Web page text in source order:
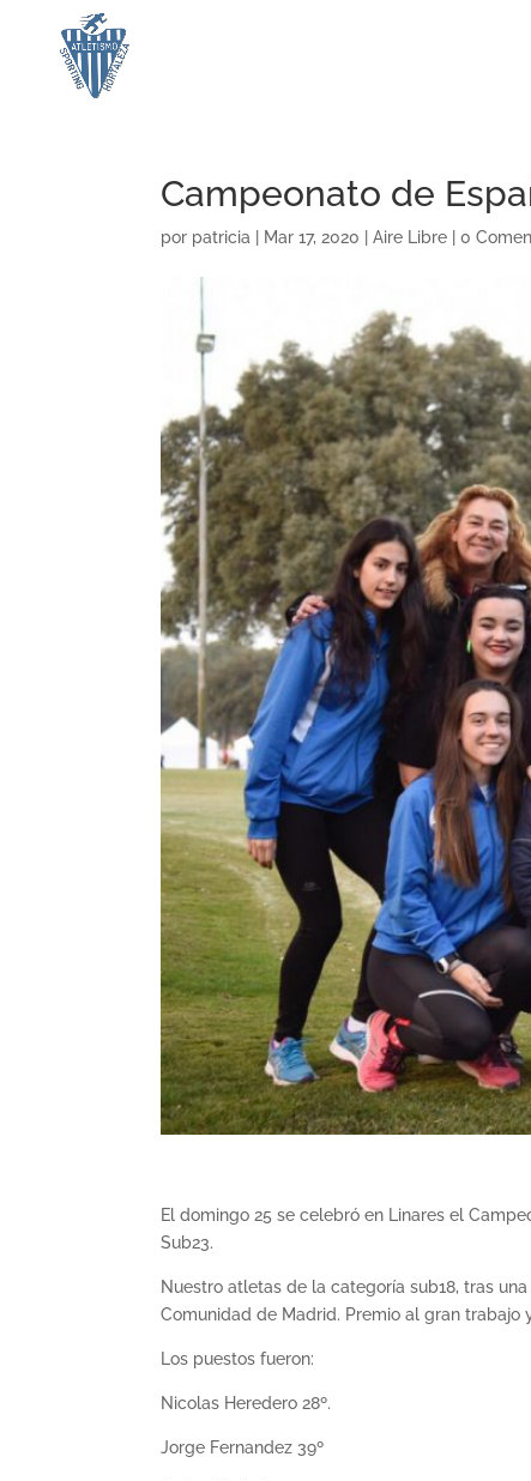
Campeonato de
por patricia Mar 17, 2020 |Aire Libre |0
El domingo 25 se celebró en Linares el
Sub23.
Nuestro atletas de la categoría sub18, tras
Comunidad de Madrid. Premio al gran trabajo
Los puestos fueron:
Nicolas Heredero 28º.
Jorge Fernandez 39º